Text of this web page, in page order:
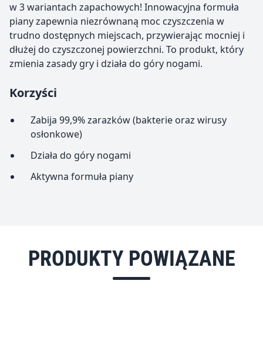
w 3 wariantach zapachowych! Innowacyjna formuła
piany zapewnia niezrównaną moc czyszczenia w
trudno dostępnych miejscach, przywierając mocniej i
dłużej do czyszczonej powierzchni. To produkt, który
zmienia zasady gry i działa do góry nogami.
Korzyści
Zabija 99,9% zarazków (bakterie oraz wirusy
osłonkowe)
Działa do góry nogami
Aktywna formuła piany
PRODUKTY POWIĄZANE